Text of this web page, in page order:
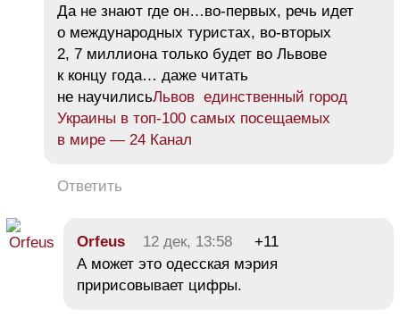
Да не знают где он…во-первых, речь идет
о международных туристах, во-вторых
2, 7 миллиона только будет во Львове
к концу года… даже читать
не научилисьЛьвов единственный город
Украины в топ-100 самых посещаемых
в мире — 24 Канал
Ответить
Orfeus 12 дек, 13:58
+11
А может это одесская мэрия
пририсовывает цифры.